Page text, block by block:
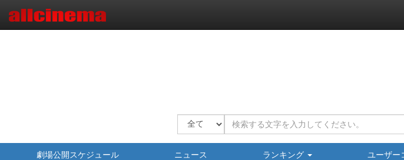
劇場公開スケジュール ニュース ランキング ユーザー